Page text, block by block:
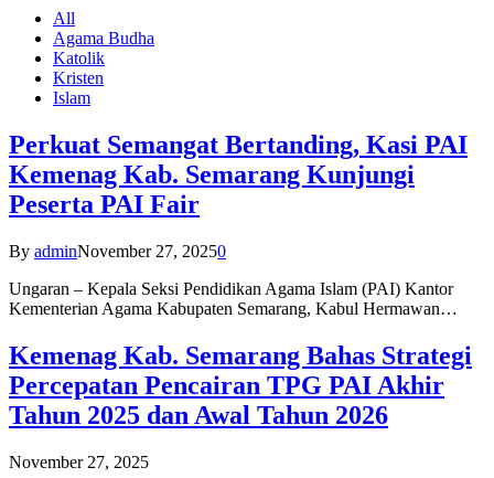
All
Agama Budha
Katolik
Kristen
Islam
Perkuat Semangat Bertanding, Kasi PAI
Kemenag Kab. Semarang Kunjungi
Peserta PAI Fair
By adminNovember 27, 20250
Ungaran – Kepala Seksi Pendidikan Agama Islam (PAI) Kantor
Kementerian Agama Kabupaten Semarang, Kabul Hermawan…
Kemenag Kab. Semarang Bahas Strategi
Percepatan Pencairan TPG PAI Akhir
Tahun 2025 dan Awal Tahun 2026
November 27, 2025